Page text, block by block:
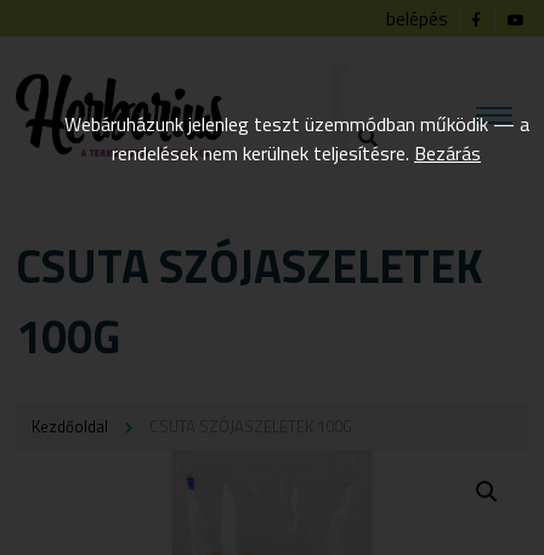
belépés
CSUTA SZÓJASZELETEK
100G
Kezdőoldal
Webáruházunk jelenleg teszt üzemmódban működik — a
rendelések nem kerülnek teljesítésre. Bezárás